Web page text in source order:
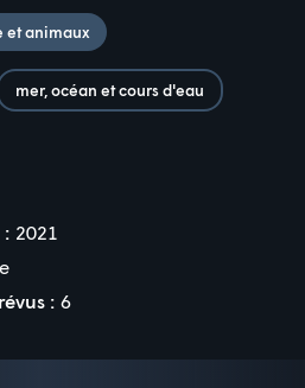
et animaux
mer, océan et cours d'eau
: 2021
: 6